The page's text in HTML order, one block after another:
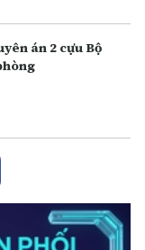
án 2 cựu Bộ